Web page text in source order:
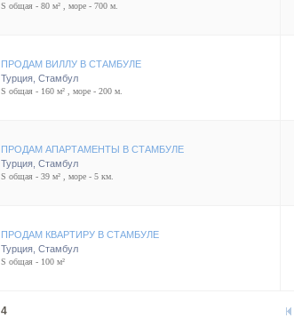
S общая - 80 м² , море - 700 м.
ПРОДАМ ВИЛЛУ В СТАМБУЛЕ
Турция Стамбул
S общая - 160 м² , море - 200 м.
ПРОДАМ АПАРТАМЕНТЫ В СТАМБУЛЕ
Турция Стамбул
S общая - 39 м² , море - 5 км.
ПРОДАМ КВАРТИРУ В СТАМБУЛЕ
Турция Стамбул
S общая - 100 м²
4